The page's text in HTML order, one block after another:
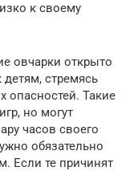
к своему
овчарки открыто
стремясь
опасностей. Такие
но могут
часов своего
обязательно
Если те причинят